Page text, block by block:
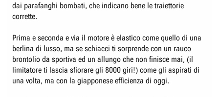
dai parafanghi bombati, che indicano bene le traiettorie
corrette.
Prima e seconda e via il motore è elastico come quello di una
berlina di lusso, ma se schiacci ti sorprende con un rauco
brontolio da sportiva ed un allungo che non finisce mai, (il
limitatore ti lascia sfiorare gli 8000 giri!) come gli aspirati di
una volta, ma con la giapponese efficienza di oggi.